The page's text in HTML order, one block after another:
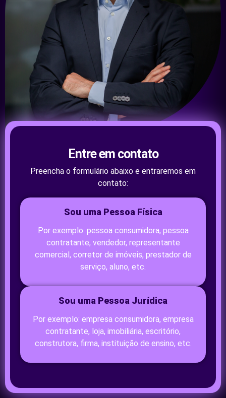
Entre em contato
Preencha o formulário abaixo e entraremos em
contato:
Sou uma Pessoa Física
Por exemplo: pessoa consumidora, pessoa
contratante, vendedor, representante
comercial, corretor de imóveis, prestador de
serviço, aluno, etc.
Sou uma Pessoa Jurídica
Por exemplo: empresa consumidora, empresa
contratante, loja, imobiliária, escritório,
construtora, firma, instituição de ensino, etc.